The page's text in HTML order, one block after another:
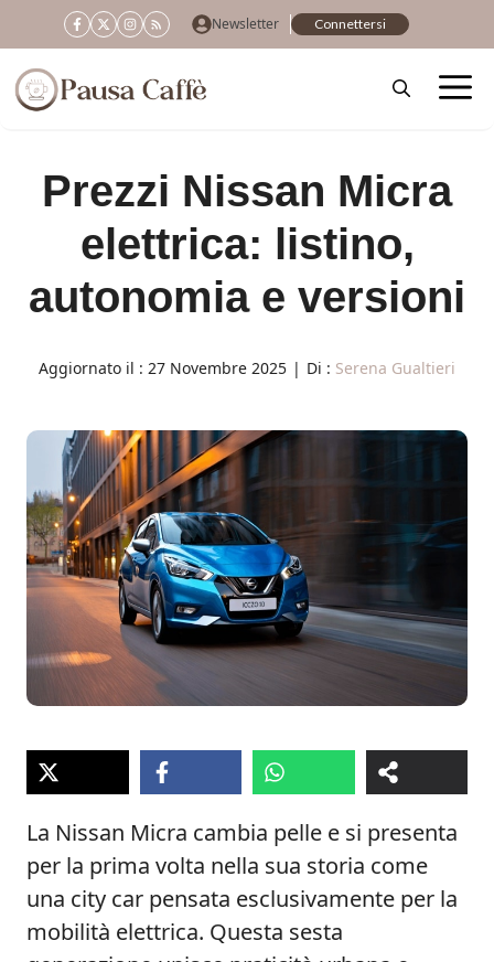
al
contenuto
Newsletter Connettersi
Prezzi Nissan Micra
elettrica: listino,
autonomia e versioni
Aggiornato il : 27 Novembre 2025 | Di : Serena Gualtieri
La Nissan Micra cambia pelle e si presenta
per la prima volta nella sua storia come
una city car pensata esclusivamente per la
mobilità elettrica. Questa sesta